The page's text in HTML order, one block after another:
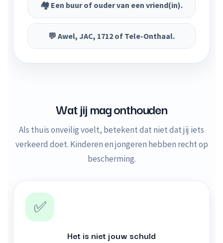
🏘️ Een buur of ouder van een vriend(in).
💬 Awel, JAC, 1712 of Tele-Onthaal.
Wat jij mag onthouden
Als thuis onveilig voelt, betekent dat niet dat jij iets
verkeerd doet. Kinderen en jongeren hebben recht op
bescherming.
✅
Het is niet jouw schuld